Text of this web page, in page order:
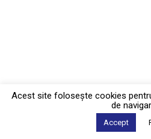
Acest site foloseşte cookies
de
Accept